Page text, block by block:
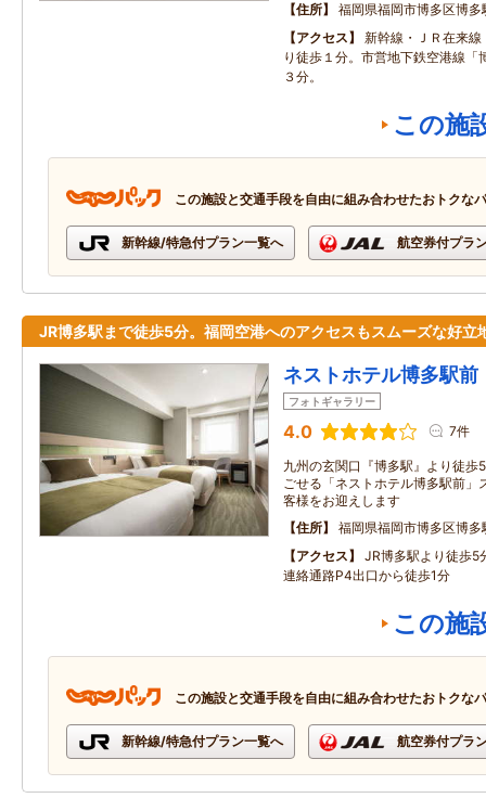
住所
福岡県福岡市博多区博
アクセス
新幹線・ＪＲ在来
り徒歩１分。市営地下鉄空港線「
３分。
この施
この施設と交通手段を自由に組み合わせたおトクな
新幹線/特急付プラン一覧へ 航空券付プラ
JR博多駅まで徒歩5分。福岡空港へのアクセスもスムーズな好立
ネストホテル博多駅前
フォトギャラリー
4.0 7件
九州の玄関口『博多駅』より徒歩
ごせる「ネストホテル博多駅前」
客様をお迎えします
住所
福岡県福岡市博多区博
アクセス
JR博多駅より徒歩5
連絡通路P4出口から徒歩1分
この施
この施設と交通手段を自由に組み合わせたおトクな
新幹線/特急付プラン一覧へ 航空券付プラ